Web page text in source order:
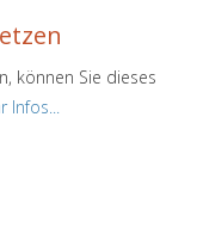
können Sie dieses
Infos...